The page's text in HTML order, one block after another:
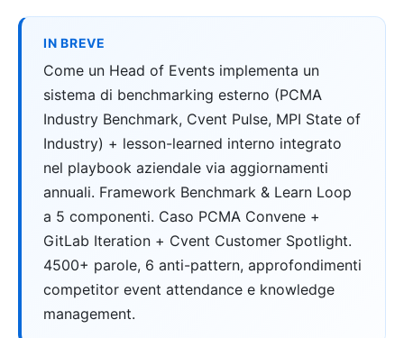
IN BREVE
Come un Head of Events implementa un
sistema di benchmarking esterno (PCMA
Industry Benchmark, Cvent Pulse, MPI State of
Industry) + lesson-learned interno integrato
nel playbook aziendale via aggiornamenti
annuali. Framework Benchmark & Learn Loop
a 5 componenti. Caso PCMA Convene +
GitLab Iteration + Cvent Customer Spotlight.
4500+ parole, 6 anti-pattern, approfondimenti
competitor event attendance e knowledge
management.